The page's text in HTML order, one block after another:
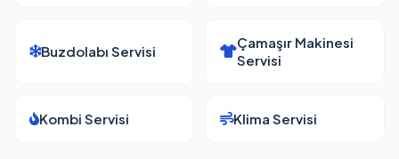
Buzdolabı Servisi
Çamaşır Makinesi
Servisi
Kombi Servisi Klima Servisi